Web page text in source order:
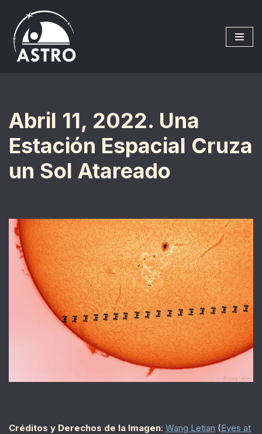
Saltar
al
contenido
Abril 11, 2022. Una
Estación Espacial Cruza
un Sol Atareado
Créditos y Derechos de la Imagen: Wang Letian (Eyes at